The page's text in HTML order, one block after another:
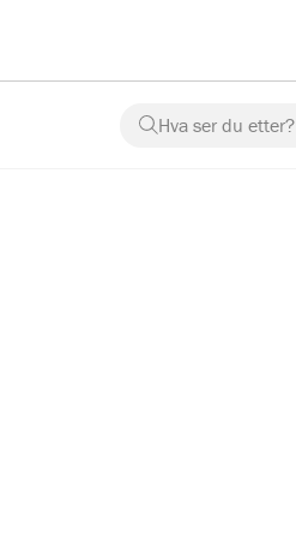
Hva ser du etter?